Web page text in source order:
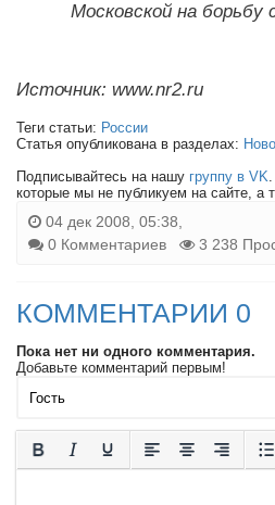
Московской на борьбу
Источник: www.nr2.ru
Теги статьи: России
Статья опубликована в разделах:
Подписывайтесь на нашу группу в VK
которые мы не публикуем на сайте, а
04 дек 2008, 05:38,
0 Комментариев
3 238
КОММЕНТАРИИ 0
Пока нет ни одного комментария.
Добавьте комментарий первым!